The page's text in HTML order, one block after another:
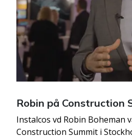
Robin på Construction
Instalcos vd Robin Boheman
Construction Summit i